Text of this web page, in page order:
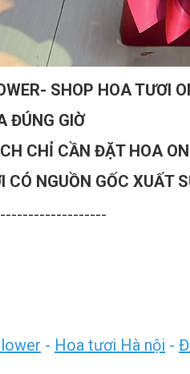
SHOP HOA TƯƠI
ĐÚNG GIỜ
CHỈ CẦN ĐẶT HOA
CÓ NGUỒN GỐC XUẤT
- Hoa tươi Hà nội -